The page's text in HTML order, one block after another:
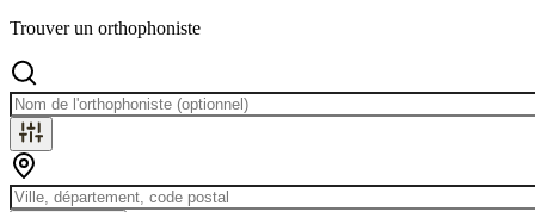
Trouver un orthophoniste